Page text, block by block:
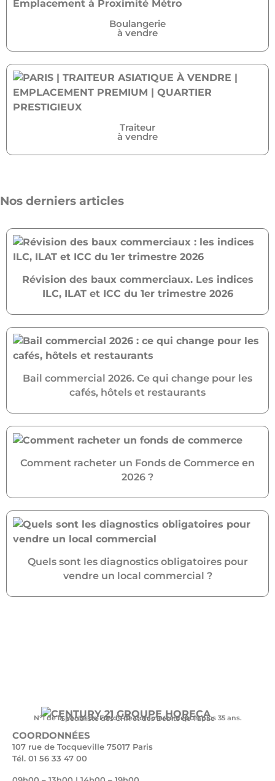
Boulangerie
à vendre
Traiteur
à vendre
Nos derniers articles
Révision des baux commerciaux. Les indices
ILC, ILAT et ICC du 1er trimestre 2026
Bail commercial 2026. Ce qui change pour les
cafés, hôtels et restaurants
Comment racheter un Fonds de Commerce en
2026 ?
Quels sont les diagnostics obligatoires pour
vendre un local commercial ?
N°1 de la Vente de Fonds de Commerce depuis plus 35 ans.
Spécialiste des CHR et des Débits de Tabac
COORDONNÉES
107 rue de Tocqueville 75017 Paris
Tél. 01 56 33 47 00